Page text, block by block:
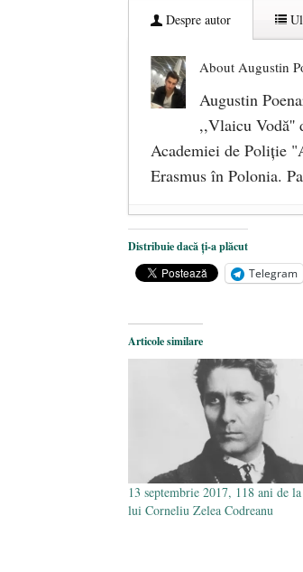
Despre autor
About Augustin
Augustin
,,Vlaicu Vodă''
Academiei de Poliţie
Erasmus în Polonia.
CONCURS.
Distribuie dacă ți-a plăcut
Telegram
Articole similare
13 septembrie 2017, 118 ani de la
lui Corneliu Zelea Codreanu